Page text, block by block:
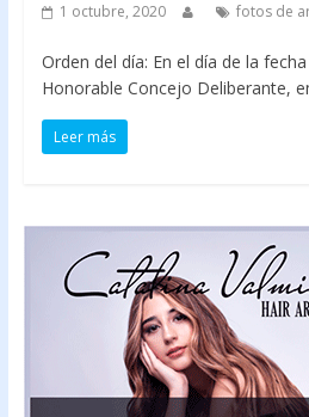
1 octubre, 2020 fotos de
Orden del día: En el día de la
Honorable Concejo Deliberante,
Leer más